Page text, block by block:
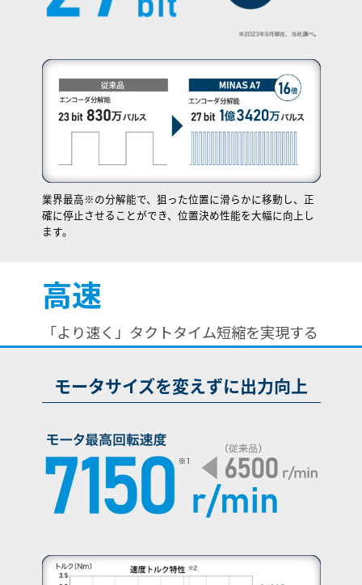
業界最高※の分解能で、狙った位置に滑らかに移動し、正
確に停止させることができ、位置決め性能を大幅に向上し
ます。
高速
「より速く」タクトタイム短縮を実現する
モータサイズを変えずに出力向上